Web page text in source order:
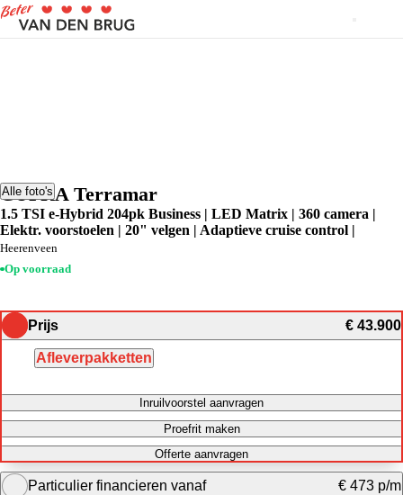
Alle foto's
CUPRA Terramar
1.5 TSI e-Hybrid 204pk Business | LED Matrix | 360 camera |
Elektr. voorstoelen | 20" velgen | Adaptieve cruise control |
Heerenveen
Op voorraad
Prijs € 43.900
Afleverpakketten
Inruilvoorstel aanvragen
Proefrit maken
Offerte aanvragen
Particulier financieren vanaf € 473 p/m